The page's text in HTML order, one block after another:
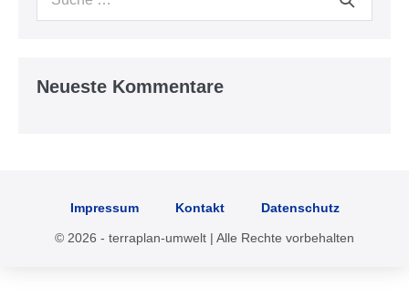
Neueste Kommentare
Impressum Kontakt Datenschutz
© 2026 - terraplan-umwelt | Alle Rechte vorbehalten